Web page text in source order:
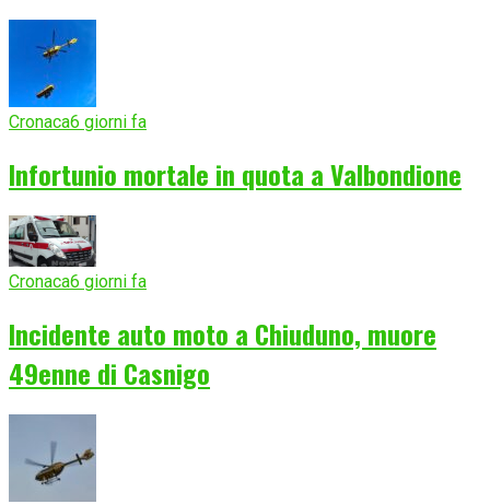
Cronaca6 giorni fa
Infortunio mortale in quota a Valbondione
Cronaca6 giorni fa
Incidente auto moto a Chiuduno, muore
49enne di Casnigo